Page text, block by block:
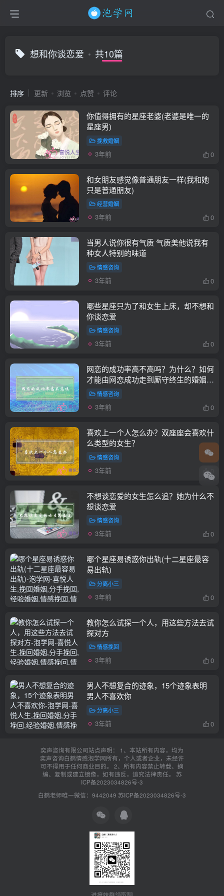
想和你谈恋爱 共10篇
排序 更新 浏览 点赞 评论
你值得拥有的星座老婆(老婆是唯一的
星座男)
挽救婚姻
3年前 0
和女朋友感觉像普通朋友一样(我和她
只是普通朋友)
经营婚姻
3年前 0
当男人说你很有气质 气质美他说我有
种女人特别的味道
情感咨询
3年前 0
哪些星座只为了和女生上床，却不想和
你谈恋爱
情感咨询
3年前 0
网恋的成功率高不高吗？为什么？如何
才能由网恋成功走到厮守终生的婚姻与
爱情？
情感咨询
3年前 0
喜欢上一个人怎么办？双座座会喜欢什
么类型的女生？
情感咨询
3年前 0
不想谈恋爱的女生怎么追？她为什么不
想谈恋爱
情感咨询
3年前 0
哪个星座易诱惑你出轨(十二星座最容
易出轨)
分离小三
3年前 0
教你怎么试探一个人，用这些方法去试
探对方
情感挽回
3年前 0
男人不想复合的迹象，15个迹象表明
男人不喜欢你
分离小三
3年前 0
奕声咨询有限公司站点声明： 1、本站所有内容，均为
奕声咨询白鹤情感泡学网所有，个人或者企业，未经许
可不得用于任何商业目的。 2、所有内容禁止转载、摘
编、复制或建立镜像，如有违反，追究法律责任。 苏
ICP备2023034826号-3
白鹤老师唯一微信：9442049 苏ICP备2023034826号-3